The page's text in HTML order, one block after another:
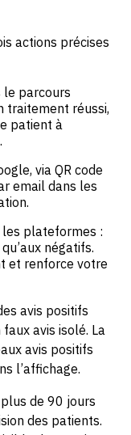
actions précises
le parcours
traitement réussi,
patient à
via QR code
email dans les
plateformes :
négatifs.
et renforce votre
avis positifs
avis isolé. La
avis positifs
l’affichage.
de 90 jours
des patients.